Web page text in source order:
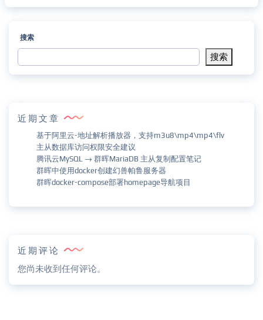
搜索
搜索
近期文章
基于阿里云-地址解析播放器，支持m3u8\mp4\mp4\flv
主从数据库访问权限安全建议
腾讯云MySQL → 群晖MariaDB 主从复制配置笔记
群晖中使用docker创建幻兽帕鲁服务器
群晖docker-compose部署homepage导航项目
近期评论
您尚未收到任何评论。